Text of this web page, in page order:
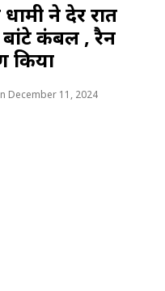
ने देर रात
बांटे कंबल , रैन
किया
December 11, 2024